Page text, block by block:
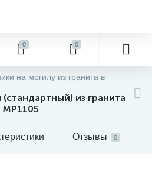
0 0
на могилу из гранита в
из гранита
MP1105
Отзывы 0